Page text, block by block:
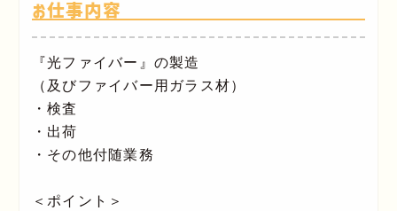
お仕事内容
『光ファイバー』の製造
（及びファイバー用ガラス材）
・検査
・出荷
・その他付随業務
＜ポイント＞